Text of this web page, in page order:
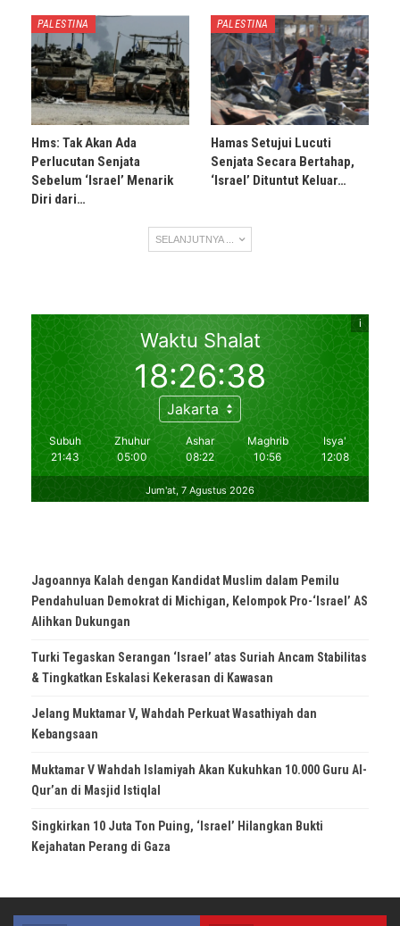
PALESTINA
Hms: Tak Akan Ada
Perlucutan Senjata
Sebelum ‘Israel’ Menarik
Diri dari…
PALESTINA
Hamas Setujui Lucuti
Senjata Secara Bertahap,
‘Israel’ Dituntut Keluar…
SELANJUTNYA ...
Jagoannya Kalah dengan Kandidat Muslim dalam Pemilu
Pendahuluan Demokrat di Michigan, Kelompok Pro-‘Israel’ AS
Alihkan Dukungan
Turki Tegaskan Serangan ‘Israel’ atas Suriah Ancam Stabilitas
& Tingkatkan Eskalasi Kekerasan di Kawasan
Jelang Muktamar V, Wahdah Perkuat Wasathiyah dan
Kebangsaan
Muktamar V Wahdah Islamiyah Akan Kukuhkan 10.000 Guru Al-
Qur’an di Masjid Istiqlal
Singkirkan 10 Juta Ton Puing, ‘Israel’ Hilangkan Bukti
Kejahatan Perang di Gaza